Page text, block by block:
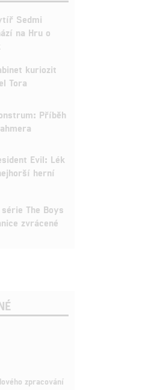
Sedmi
na Hru o
kuriozit
Tora
Příběh
Evil: Lék
herní
série The Boys
zvrácené
zpracování